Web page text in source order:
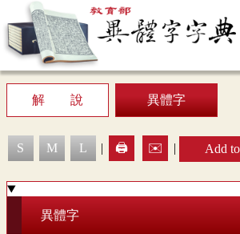
::: News
Display Mode
Sitemap
解 說
異體字
S M L | 🖨️ ✉️ | Add
異體字